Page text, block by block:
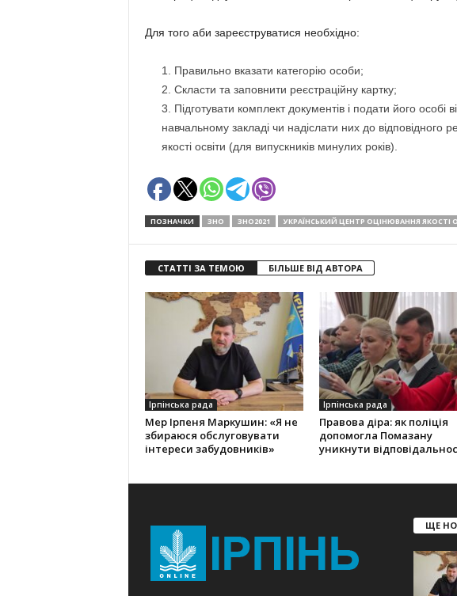
Для того аби зареєструватися необхідно:
Правильно вказати категорію особи;
Скласти та заповнити реєстраційну картку;
Підготувати комплект документів і подати його особі
навчальному закладі чи надіслати них до відповідного
якості освіти (для випускників минулих років).
ПОЗНАЧКИ ЗНО ЗНО2021 УКРАЇНСЬКИЙ ЦЕНТР ОЦІНЮВАННЯ ЯКОСТІ
СТАТТІ ЗА ТЕМОЮ БІЛЬШЕ ВІД АВТОРА
Ірпінська рада
Мер Ірпеня Маркушин: «Я не
збираюся обслуговувати
інтереси забудовників»
Ірпінська рада
Правова діра: як поліція
допомогла Помазану
уникнути
ЩЕ